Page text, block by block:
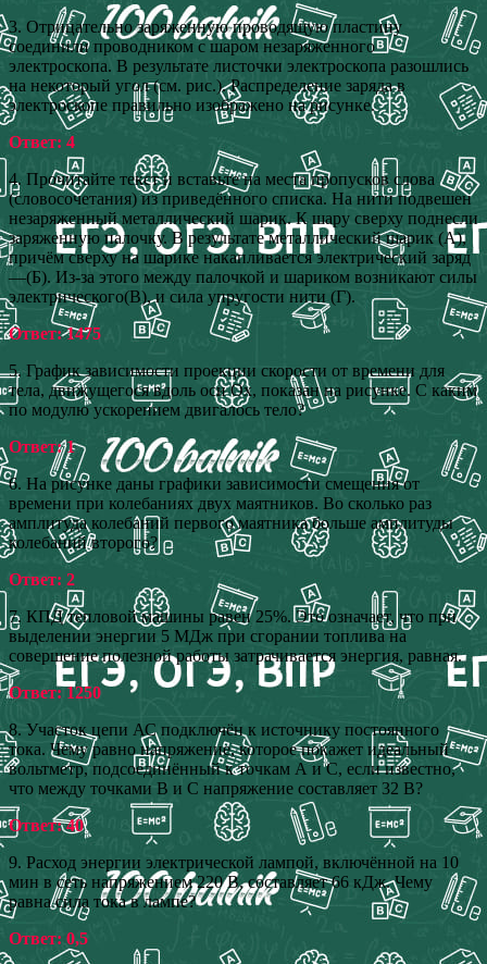
3. Отрицательно заряженную проводящую пластину
соединили проводником с шаром незаряженного
электроскопа. В результате листочки электроскопа разошлись
на некоторый угол (см. рис.). Распределение заряда в
электроскопе правильно изображено на рисунке.
Ответ: 4
4. Прочитайте текст и вставьте на места пропусков слова
(словосочетания) из приведённого списка. На нити подвешен
незаряженный металлический шарик. К шару сверху поднесли
заряженную палочку. В результате металлический шарик (А),
причём сверху на шарике накапливается электрический заряд
—(Б). Из-за этого между палочкой и шариком возникают силы
электрического(В), и сила упругости нити (Г).
Ответ: 1475
5. График зависимости проекции скорости от времени для
тела, движущегося вдоль оси Ох, показан на рисунке. С каким
по модулю ускорением двигалось тело?
Ответ: 1
6. На рисунке даны графики зависимости смещения от
времени при колебаниях двух маятников. Во сколько раз
амплитуда колебаний первого маятника больше амплитуды
колебаний второго?
Ответ: 2
7. КПД тепловой машины равен 25%. Это означает, что при
выделении энергии 5 МДж при сгорании топлива на
совершение полезной работы затрачивается энергия, равная.
Ответ: 1250
8. Участок цепи АС подключён к источнику постоянного
тока. Чему равно напряжение, которое покажет идеальный
вольтметр, подсоединённый к точкам А и С, если известно,
что между точками В и С напряжение составляет 32 В?
Ответ: 40
9. Расход энергии электрической лампой, включённой на 10
мин в сеть напряжением 220 В, составляет 66 кДж. Чему
равна сила тока в лампе?
Ответ: 0,5